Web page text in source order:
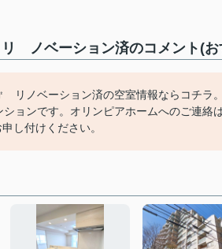
ベーション済のコメント(お
ノベーション済の空室情報ならコチラ
ョンです。オリンピアホームへのご連絡
し付けください。